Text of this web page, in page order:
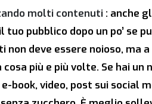
molti contenuti : anche
tuo pubblico dopo un po’ se
non deve essere noioso, ma
più e più volte. Se hai un
book, video, post sui social